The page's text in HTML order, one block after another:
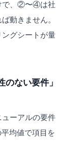
で、②〜④は社
動きません。
グシートが量
ない要件」
ーアルの要件
均値で項目を